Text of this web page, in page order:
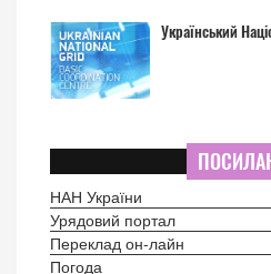
Український
НАН України
Урядовий портал
Переклад он-лайн
Погода